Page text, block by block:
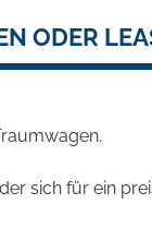
ODER
sich für ein